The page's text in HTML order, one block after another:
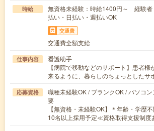
時給
無資格未経験：時給1400円～ 経験
払い・日払い・週払いOK
交通費
交通費全額支給
仕事内容
看護助手
【病院で移動などのサポート】患者様
来るように、暮らしのちょっとした
応募資格
職種未経験OK / ブランクOK / パソコ
要
【無資格・未経験OK】＊年齢・学歴
10名以上採用予定≪資格取得支援制